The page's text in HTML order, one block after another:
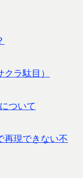
ラ駄目）
ついて
再現できない不